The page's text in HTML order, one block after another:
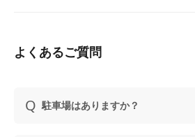
よくあるご質問
駐車場はありますか？